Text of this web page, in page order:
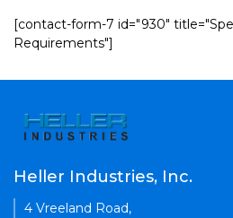
[contact-form-7 id="930"
Requirements"]
Heller Industries, Inc.
4 Vreeland Road,